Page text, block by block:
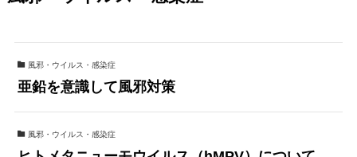
風邪・ウイルス・感染症
亜鉛を意識して風邪対策
風邪・ウイルス・感染症